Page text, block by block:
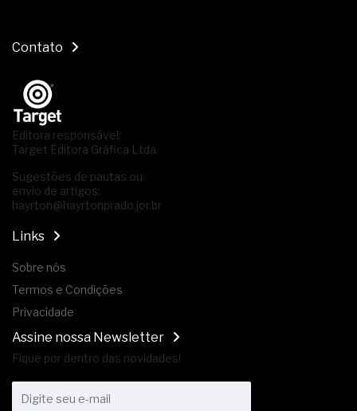
Contato
Editora responsável:
Target Editora Gráfica Ltda.
Sugestões de pautas ou
envio de artigos:
hayrton@hayrtonprado.jor.br
Links
Sobre nós
Termos e Condições
Privacidade
Assine nossa Newsletter
Fique por dentro das novidades!